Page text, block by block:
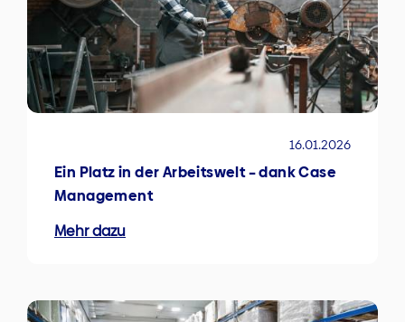
16.01.2026
Ein Platz in der Arbeitswelt – dank Case
Management
Mehr dazu